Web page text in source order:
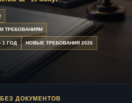
ТРЕБОВАНИЯМ
1 ГОД НОВЫЕ ТРЕБОВАНИЯ 2026
ДОКУМЕНТОВ